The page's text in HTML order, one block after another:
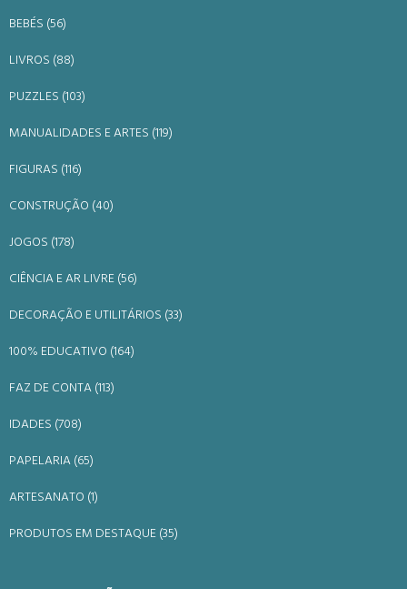
BEBÉS (56)
LIVROS (88)
PUZZLES (103)
MANUALIDADES E ARTES (119)
FIGURAS (116)
CONSTRUÇÃO (40)
JOGOS (178)
CIÊNCIA E AR LIVRE (56)
DECORAÇÃO E UTILITÁRIOS (33)
100% EDUCATIVO (164)
FAZ DE CONTA (113)
IDADES (708)
PAPELARIA (65)
ARTESANATO (1)
PRODUTOS EM DESTAQUE (35)